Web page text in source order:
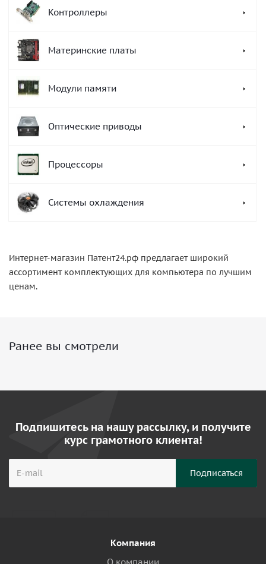
Контроллеры
Материнские платы
Модули памяти
Оптические приводы
Процессоры
Системы охлаждения
Интернет-магазин Патент24.рф предлагает широкий
ассортимент комплектующих для компьютера по лучшим
ценам.
Ранее вы смотрели
Подпишитесь на нашу рассылку, и получите
курс грамотного клиента!
Компания